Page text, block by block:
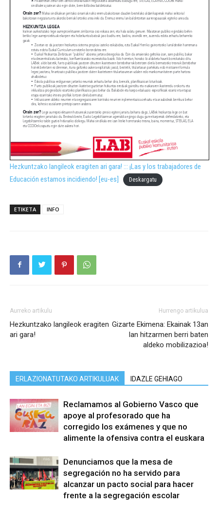
Hezkuntzako langileok eragiten ari gara! ::: ¡Las y los trabajadores de
Educación estamos incidiendo! [eu-es]
Deskargatu
ETIKETA INFO
Aurreko artikulu
Hezkuntzako langileok eragiten
ari gara!
Hurrengo artikulua
Gizarte Ekimena: Ekainak 13an
lan hitzarmen berri baten
aldeko mobilizazioa!
ERLAZIONATUTAKO ARTIKULUAK IDAZLE GEHIAGO
Reclamamos al Gobierno Vasco que
apoye al profesorado que ha
corregido los exámenes y que no
alimente la ofensiva contra el euskara
Denunciamos que la mesa de
segregación no ha servido para
alcanzar un pacto social para hacer
frente a la segregación escolar